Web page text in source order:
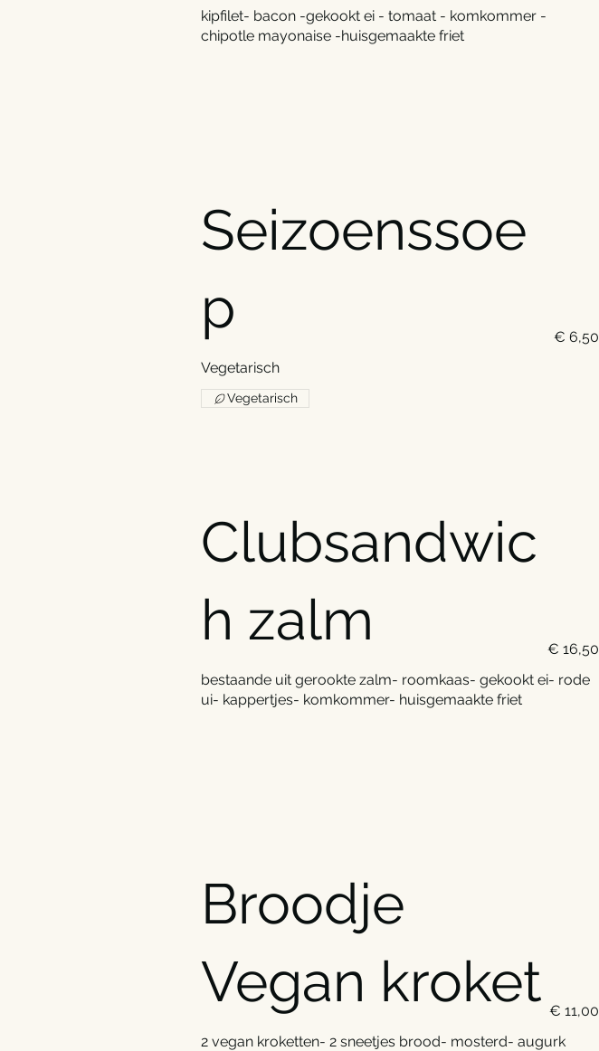
kipfilet- bacon -gekookt ei - tomaat - komkommer -
chipotle mayonaise -huisgemaakte friet
Seizoenssoe
p
Vegetarisch
€ 6,50
Vegetarisch
Clubsandwic
h zalm
bestaande uit gerookte zalm- roomkaas- gekookt ei- rode
ui- kappertjes- komkommer- huisgemaakte friet
€ 16,50
Broodje
Vegan kroket
2 vegan kroketten- 2 sneetjes brood- mosterd- augurk
€ 11,00